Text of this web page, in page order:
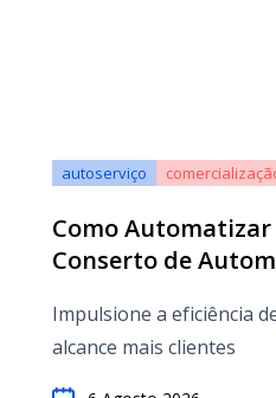
autoserviço
Como
Conserto de
Impulsione a eficiência
alcance mais clientes